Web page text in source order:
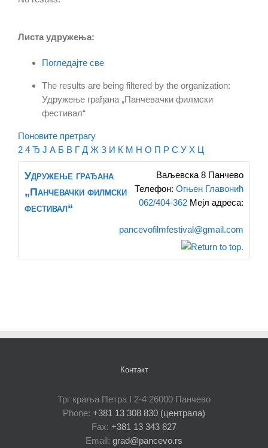
Листа удружења:
Погледајте све
The results are being filtered by the organization:
Удружење грађана „Панчевачки филмски
фестивал“
Поновите претрагу
2 4 Ђ Ј А Б В Г Д Ж З И К М Н О П Р С У Х Ц
Удружење грађана
„Панчевачки филмски
фестивал“
Ваљевска 8 Панчево
Телефон: Огњен Главонић
062/404-362 Мејл адреса:
pancevofilmfestival@gmail.com
Контакт
Трг краља Петра I 2-4 26000 Панчево
Phone: +381 13 308 830 (централа)
Fax: +381 13 343 827
Email: grad@pancevo.rs